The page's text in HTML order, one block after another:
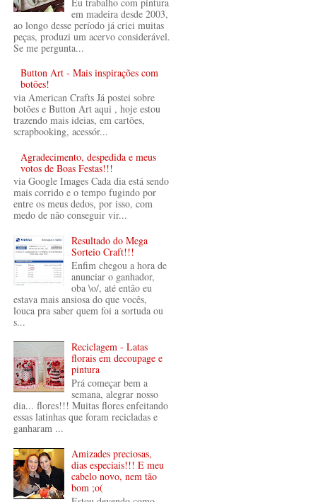
em madeira desde 2003,
ao longo desse período já criei muitas
peças, produzi um acervo considerável.
Se me pergunta...
Button Art - Mais inspirações com
botões!
via American Crafts Já postei sobre
botões e Button Art aqui , hoje estou
trazendo mais ideias, em cartões,
scrapbooking, acessór...
Agradecimento, despedida e meus
votos de Boas Festas!!!
via Google Images Cada dia está sendo
mais corrido e o tempo fugindo por
entre os meus dedos, por isso, com
medo de não conseguir vir...
Resultado do Mega
Sorteio Craft!!!
Enfim chegou a hora de
anunciar o ganhador,
oba \o/, até então eu
estava mais ansiosa do que vocês,
louca pra saber quem foi a sortuda ou
s...
Reciclagem - Latas
florais em decoupage e
pintura
Prá começar bem a
semana, alegrar nosso
dia... flores!!! Muitas flores enfeitando
essas latinhas que foram recicladas e
ganharam ...
Amizades preciosas,
dias especiais!!! E meu
cabelo novo, nem tão
bom ;o(